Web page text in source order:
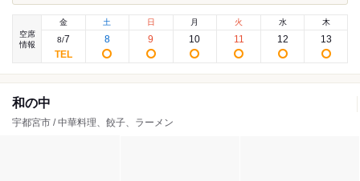
空席
情報
金
8/7
土
8
日
9
月
10
火
11
水
12
木
13
和の中
宇都宮市 / 中華料理、餃子、ラーメン